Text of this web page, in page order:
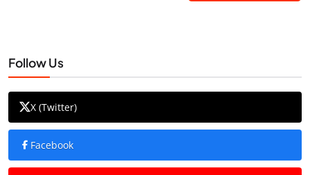
Follow Us
X (Twitter)
Facebook